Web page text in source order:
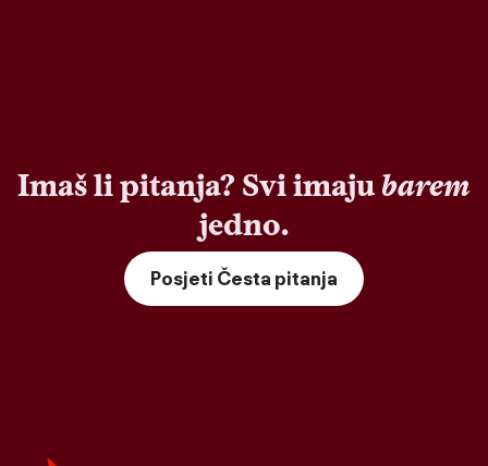
Imaš li pitanja? Svi imaju barem
jedno.
Posjeti Česta pitanja